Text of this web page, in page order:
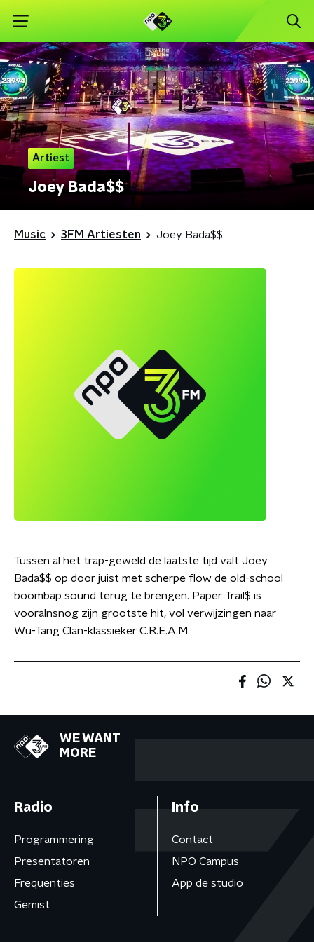
Artiest
Joey Bada$$
Music 3FM Artiesten Joey Bada$$
Tussen al het trap-geweld de laatste tijd valt Joey
Bada$$ op door juist met scherpe flow de old-school
boombap sound terug te brengen. Paper Trail$ is
vooralnsnog zijn grootste hit, vol verwijzingen naar
Wu-Tang Clan-klassieker C.R.E.A.M.
WE WANT
MORE
Radio
Programmering
Presentatoren
Frequenties
Gemist
Info
Contact
NPO Campus
App de studio